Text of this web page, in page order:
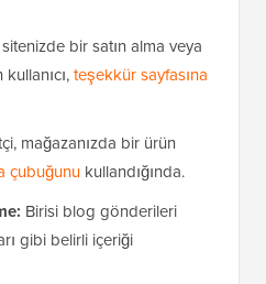
bir satın alma veya
teşekkür sayfasına
mağazanızda bir ürün
çubuğunu kullandığında.
Birisi blog gönderileri
gibi belirli içeriği